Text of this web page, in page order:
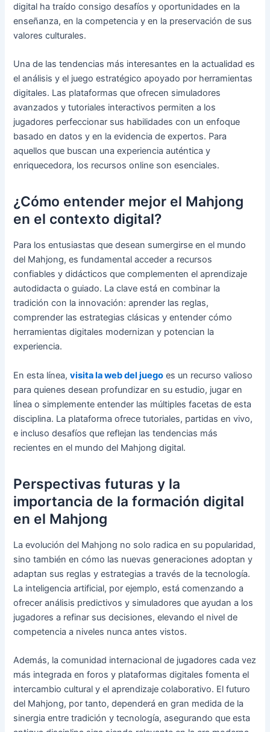
digital ha traído consigo desafíos y oportunidades en la
enseñanza, en la competencia y en la preservación de sus
valores culturales.
Una de las tendencias más interesantes en la actualidad es
el análisis y el juego estratégico apoyado por herramientas
digitales. Las plataformas que ofrecen simuladores
avanzados y tutoriales interactivos permiten a los
jugadores perfeccionar sus habilidades con un enfoque
basado en datos y en la evidencia de expertos. Para
aquellos que buscan una experiencia auténtica y
enriquecedora, los recursos online son esenciales.
¿Cómo entender mejor el Mahjong
en el contexto digital?
Para los entusiastas que desean sumergirse en el mundo
del Mahjong, es fundamental acceder a recursos
confiables y didácticos que complementen el aprendizaje
autodidacta o guiado. La clave está en combinar la
tradición con la innovación: aprender las reglas,
comprender las estrategias clásicas y entender cómo
herramientas digitales modernizan y potencian la
experiencia.
En esta línea,visita la web del juego es un recurso valioso
para quienes desean profundizar en su estudio, jugar en
línea o simplemente entender las múltiples facetas de esta
disciplina. La plataforma ofrece tutoriales, partidas en vivo,
e incluso desafíos que reflejan las tendencias más
recientes en el mundo del Mahjong digital.
Perspectivas futuras y la
importancia de la formación digital
en el Mahjong
La evolución del Mahjong no solo radica en su popularidad,
sino también en cómo las nuevas generaciones adoptan y
adaptan sus reglas y estrategias a través de la tecnología.
La inteligencia artificial, por ejemplo, está comenzando a
ofrecer análisis predictivos y simuladores que ayudan a los
jugadores a refinar sus decisiones, elevando el nivel de
competencia a niveles nunca antes vistos.
Además, la comunidad internacional de jugadores cada vez
más integrada en foros y plataformas digitales fomenta el
intercambio cultural y el aprendizaje colaborativo. El futuro
del Mahjong, por tanto, dependerá en gran medida de la
sinergia entre tradición y tecnología, asegurando que esta